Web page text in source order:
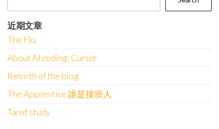
近期文章
The Flu.
About AI coding: Cursor
Rebirth of the blog
The Apprentice 誰是接班人
Tarot study